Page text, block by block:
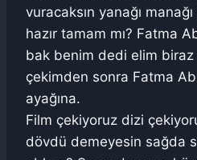
vuracaksın yanağı
hazır tamam mı? Fatma
bak benim dedi elim
çekimden sonra Fatma
ayağına.
Film çekiyoruz dizi
dövdü demeyesin sağda